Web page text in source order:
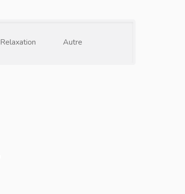
Relaxation Autre